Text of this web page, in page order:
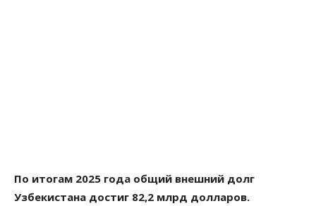
По итогам 2025 года общий внешний долг
Узбекистана достиг 82,2 млрд долларов.